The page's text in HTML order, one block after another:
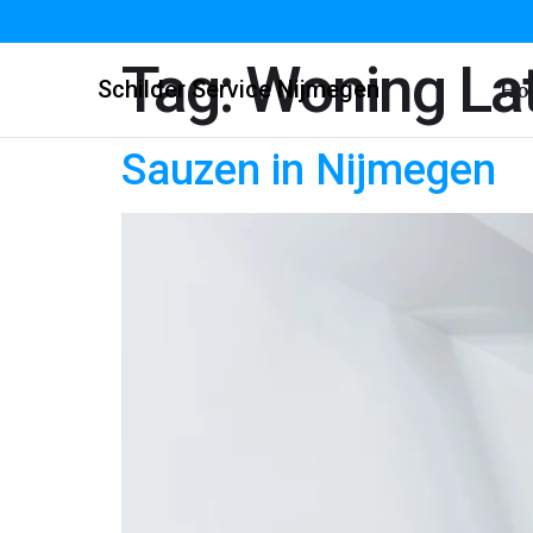
Schilder Service Nijmegen
Tag:Woning
Sauzen in Nijmegen